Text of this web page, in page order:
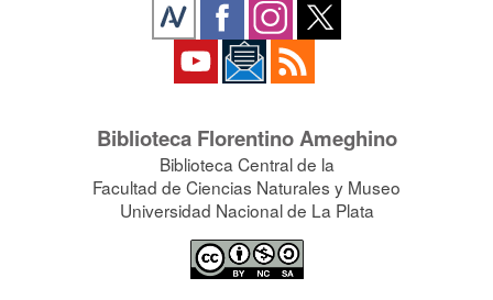
Biblioteca Florentino Ameghino
Biblioteca Central de la
Facultad de Ciencias Naturales y Museo
Universidad Nacional de La Plata